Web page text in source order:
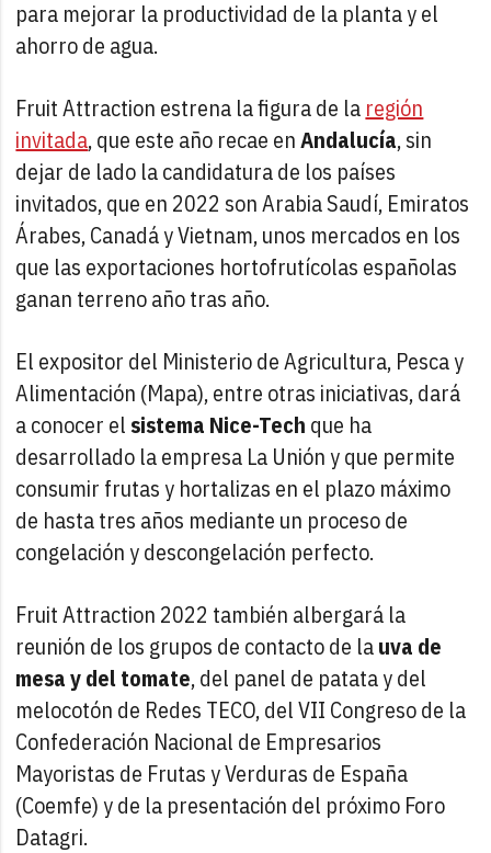
para mejorar la productividad de la planta y el
ahorro de agua.
Fruit Attraction estrena la figura de la región
invitada, que este año recae enAndalucía, sin
dejar de lado la candidatura de los países
invitados, que en 2022 son Arabia Saudí, Emiratos
Árabes, Canadá y Vietnam, unos mercados en los
que las exportaciones hortofrutícolas españolas
ganan terreno año tras año.
El expositor del Ministerio de Agricultura, Pesca y
Alimentación (Mapa), entre otras iniciativas, dará
a conocer el sistema Nice-Tech que ha
desarrollado la empresa La Unión y que permite
consumir frutas y hortalizas en el plazo máximo
de hasta tres años mediante un proceso de
congelación y descongelación perfecto.
Fruit Attraction 2022 también albergará la
reunión de los grupos de contacto de lauva de
mesa y del tomate, del panel de patata y del
melocotón de Redes TECO, del VII Congreso de la
Confederación Nacional de Empresarios
Mayoristas de Frutas y Verduras de España
(Coemfe) y de la presentación del próximo Foro
Datagri.